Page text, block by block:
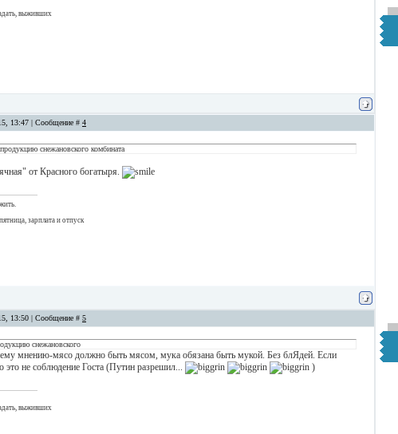
выживших
13:47 | Сообщение # 4
снежановского комбината
от Красного богатыря.
зарплата и отпуск
13:50 | Сообщение # 5
снежановского
мнению-мясо должно быть мясом, мука обязана быть мукой. Без блЯдей. Если
это не соблюдение Госта (Путин разрешил...
)
выживших